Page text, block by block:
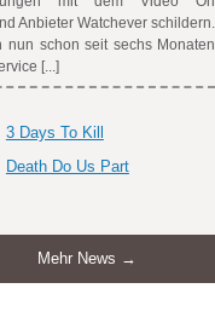
Anbieter Watchever schildern.
nun schon seit sechs Monaten
[...]
3 Days To Kill
Death Do Us Part
Mehr News →